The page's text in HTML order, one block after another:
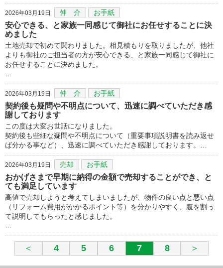
2026年03月19日 仲 介 お手紙
安心できる、と家族一同感じて御社にお任せすることに決
めました
土地売却で初めて関わりました。相見積もりを取りましたが、他社
よりも御社のご担当者の方が安心できる、と家族一同感じて御社に
お任せすることに決めました。
2026年03月19日 仲 介 お手紙
契約後も疑問や不明点について、迅速に調べていただき感
謝しております
この度は大変お世話になりました。
契約後も些細な疑問や不明点について（重要事項説明書を読み返せ
ば分かる事など）、迅速に調べていただき感謝しております。…
2026年03月19日 売却 お手紙
おかげさまで早期に納得の金額で売却することができ、と
ても満足しています
高値で売却しようと考えてしまいましたが、物件の良い点と悪い点
（リフォーム費用がかかるポイント等）を分かりやすく、腹を割っ
て説明してもらったと感じました。
＜ 4 5 6 7 8 ＞